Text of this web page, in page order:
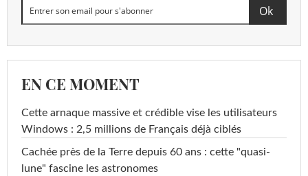
EN CE MOMENT
Cette arnaque massive et crédible vise les utilisateurs
Windows : 2,5 millions de Français déjà ciblés
Cachée près de la Terre depuis 60 ans : cette "quasi-
lune" fascine les astronomes